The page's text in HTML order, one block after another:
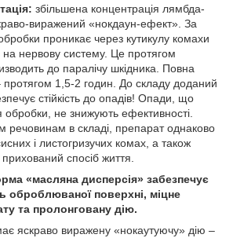
збільшена концентрація лямбда-
виражений «нокдаун-ефект». За
проникає через кутикулу комахи
на нервову систему. Це протягом
до паралічу шкідника. Повна
протягом 1,5-2 годин. До складу доданий
стійкість до опадів! Опади, що
обробки, не знижують ефективності.
речовинам в складі, препарат однаково
і листогризучих комах, а також
прихований спосіб життя.
«масляна дисперсія» забезпечує
оброблюваної поверхні, міцне
та пролонговану дію.
яскраво виражену «нокаутуючу» дію –